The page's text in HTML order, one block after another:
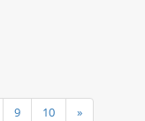
9 10 »